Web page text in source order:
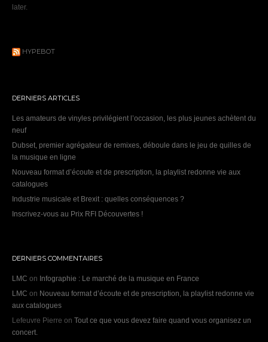
later.
HYPEBOT
DERNIERS ARTICLES
Les amateurs de vinyles privilégient l’occasion, les plus jeunes achètent du
neuf
Dubset, premier agrégateur de remixes, déboule dans le jeu de quilles de
la musique en ligne
Nouveau format d’écoute et de prescription, la playlist redonne vie aux
catalogues
Industrie musicale et Brexit : quelles conséquences ?
Inscrivez-vous au Prix RFI Découvertes !
DERNIERS COMMENTAIRES
LMC on Infographie : Le marché de la musique en France
LMC on Nouveau format d’écoute et de prescription, la playlist redonne vie
aux catalogues
Lefeuvre Pierre on Tout ce que vous devez faire quand vous organisez un
concert.